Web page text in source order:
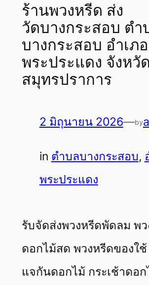
ร้านพวงหรีด ส่ง
วัดบางกระสอบ ตำ
บางกระสอบ อำเภอ
พระประแดง จังหวัด
สมุทรปราการ
2 มิถุนายน 2026—by
in ตำบลบางกระสอบ,
พระประแดง
รับจัดส่งพวงหรีดพัดลม พ
ดอกไม้สด พวงหรีดของใ
แจกันดอกไม้ กระเช้าดอก